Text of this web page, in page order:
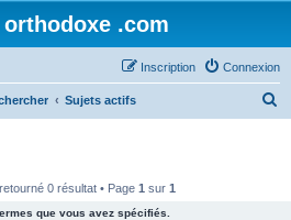
.com
Connexion
Inscription
Sujets actifs
0 résultat • Page 1 sur 1
que vous avez spécifiés.